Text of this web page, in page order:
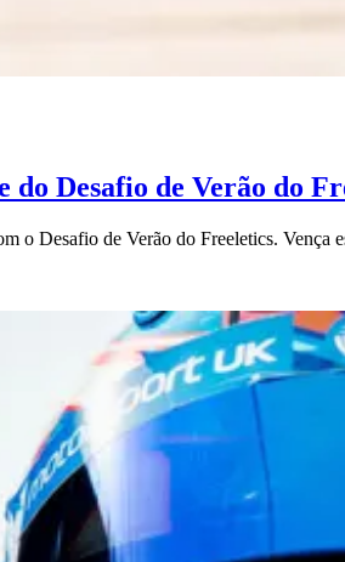
do Desafio de Verão do
o Desafio de Verão do Freeletics. Vença